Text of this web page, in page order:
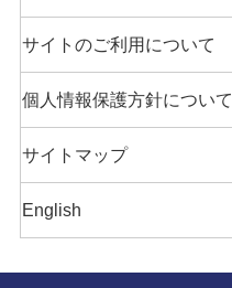
サイトのご利用について
個人情報保護方針について
サイトマップ
English